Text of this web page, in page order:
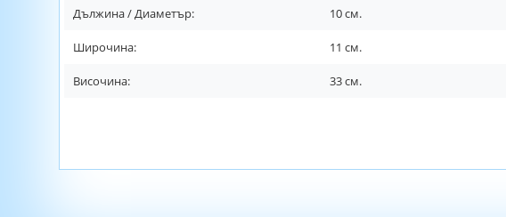
Дължина / Диаметър: 10см.
Широчина: 11 см.
Височина: 33см.